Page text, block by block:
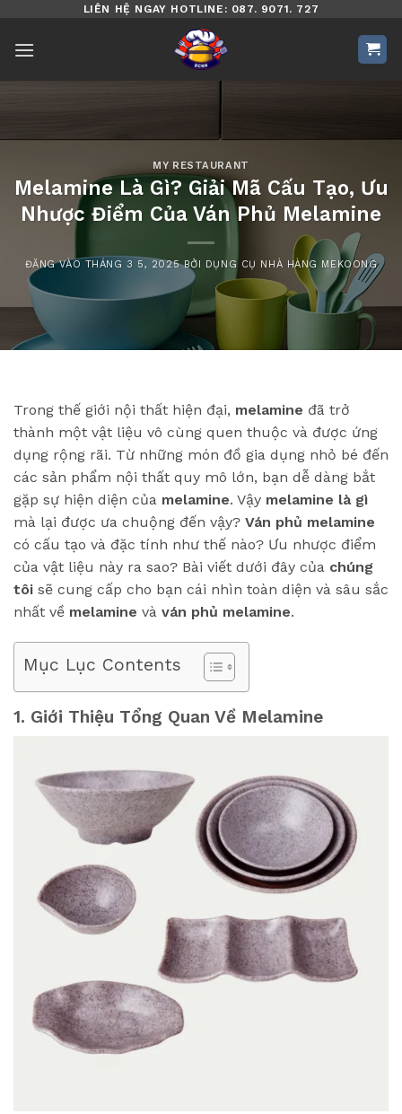
nội
dung
LIÊN HỆ NGAY HOTLINE: 087. 9071. 727
MY RESTAURANT
Melamine Là Gì? Giải Mã Cấu Tạo, Ưu
Nhược Điểm Của Ván Phủ Melamine
ĐĂNG VÀO THÁNG 3 5, 2025 BỞI DỤNG CỤ NHÀ HÀNG MEKOONG
Trong thế giới nội thất hiện đại, melamine đã trở
thành một vật liệu vô cùng quen thuộc và được ứng
dụng rộng rãi. Từ những món đồ gia dụng nhỏ bé đến
các sản phẩm nội thất quy mô lớn, bạn dễ dàng bắt
gặp sự hiện diện của melamine. Vậy melamine là gì
mà lại được ưa chuộng đến vậy? Ván phủ melamine
có cấu tạo và đặc tính như thế nào? Ưu nhược điểm
của vật liệu này ra sao? Bài viết dưới đây của chúng
tôi sẽ cung cấp cho bạn cái nhìn toàn diện và sâu sắc
nhất về melamine và ván phủ melamine.
Mục Lục Contents
1. Giới Thiệu Tổng Quan Về Melamine